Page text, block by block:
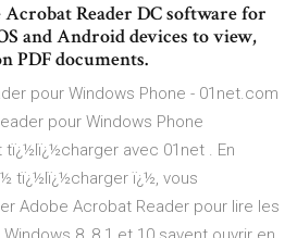
Reader DC software for
and Android devices to view,
PDF documents.
pour Windows Phone - 01net.com
pour Windows Phone
avec 01net . En
tï¿½lï¿½charger ï¿½, vous
Adobe Acrobat Reader pour lire les